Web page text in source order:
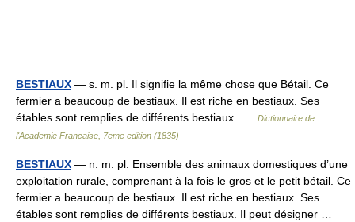
BESTIAUX — s. m. pl. Il signifie la même chose que Bétail. Ce
fermier a beaucoup de bestiaux. Il est riche en bestiaux. Ses
étables sont remplies de différents bestiaux …
Dictionnaire de
l'Academie Francaise, 7eme edition (1835)
BESTIAUX — n. m. pl. Ensemble des animaux domestiques d’une
exploitation rurale, comprenant à la fois le gros et le petit bétail. Ce
fermier a beaucoup de bestiaux. Il est riche en bestiaux. Ses
étables sont remplies de différents bestiaux. Il peut désigner …